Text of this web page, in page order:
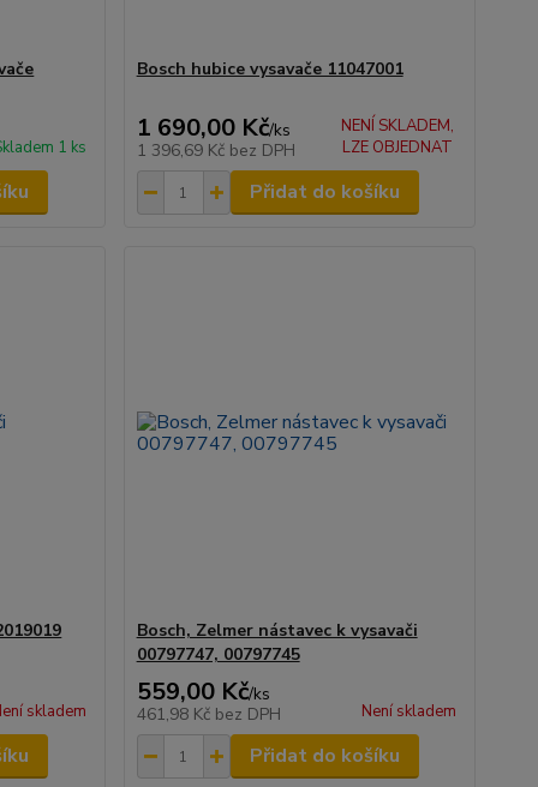
1 ks
Bosch hubice vysavače 11047001
1 690,00 Kč/ks
1 396,69 Kč bez DPH
NENÍ SKLADEM,
LZE OBJEDNAT
Přidat do košíku
skladem
Bosch, Zelmer nástavec k vysavači
00797747, 00797745
559,00 Kč/ks
461,98 Kč bez DPH Není skladem
Přidat do košíku